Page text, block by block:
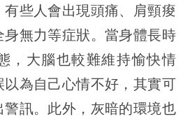
些人會出現頭痛、肩頸痠
無力等症狀。當身體長時
，大腦也較難維持愉快情
為自己心情不好，其實可
訊。此外，灰暗的環境也